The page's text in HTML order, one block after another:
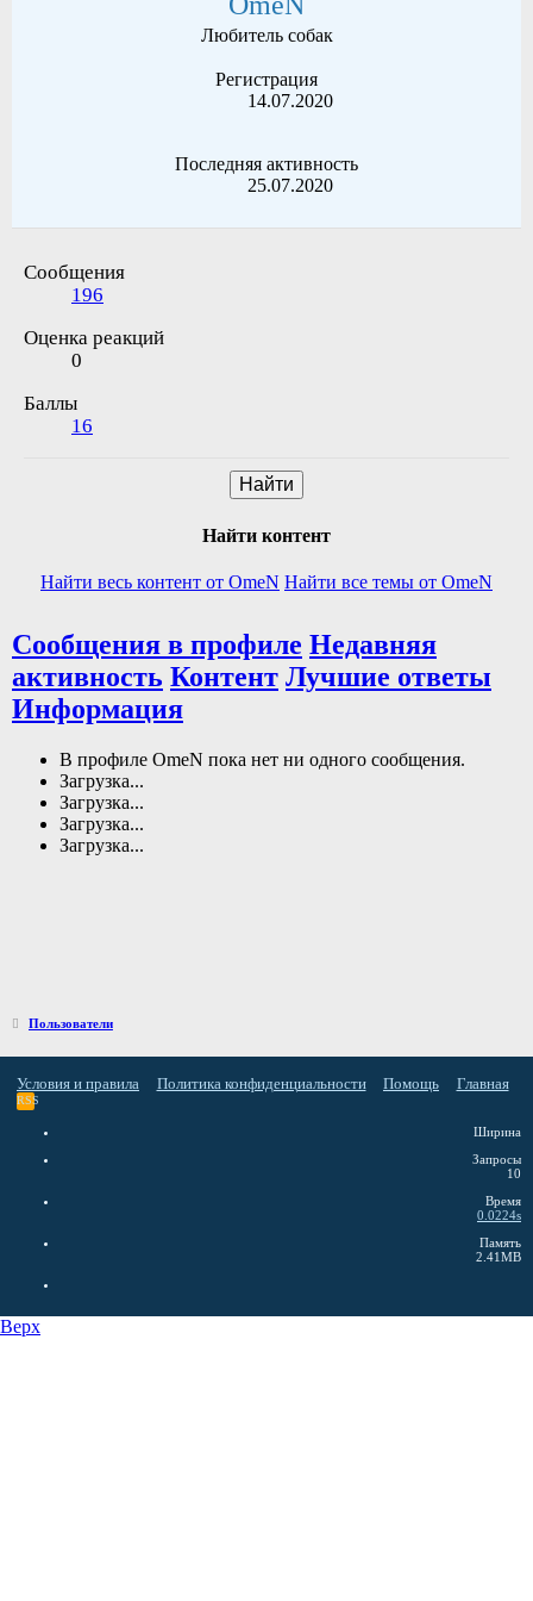
Любитель собак
Регистрация
14.07.2020
Последняя активность
25.07.2020
Сообщения
196
Оценка реакций
0
Баллы
16
Найти
Найти контент
Найти весь контент от OmeN Найти все темы от OmeN
Сообщения в профиле Недавняя
активность Контент Лучшие ответы
Информация
В профиле OmeN пока нет ни одного сообщения.
Загрузка...
Загрузка...
Загрузка...
Загрузка...
Пользователи
Условия и правила Политика конфиденциальности Помощь Главная
RSS
Ширина
Запросы
10
Время
0.0224s
Память
2.41MB
Верх